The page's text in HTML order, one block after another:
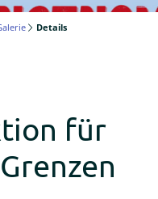
Details
für